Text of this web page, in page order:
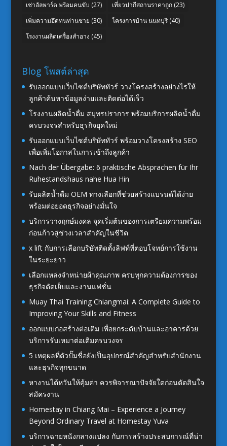
เช่าอัลพาร์ด พร้อมคนขับ (27) เที่ยวปากีสถานราคาถูก(23)
เพิ่มความอึดทนท่านชาย (30) โครงการบ้าน นนทบุรี(40)
โรงงานผลิตเครื่องสำอาง (45)
Blog โพสต์ล่าสุด
รับออกแบบเว็บไซต์บริษัททัวร์ วางโครงสร้างอย่างไรให้
ลูกค้าค้นหาข้อมูลง่ายและติดต่อได้เร็ว
โรงงานผลิตน้ำดื่ม สมุทรปราการ พร้อมบริการผลิตน้ำดื่ม
ครบวงจรสำหรับธุรกิจยุคใหม่
รับออกแบบเว็บไซต์บริษัททัวร์ พร้อมวางโครงสร้าง SEO
เพื่อเพิ่มโอกาสในการเข้าถึงลูกค้า
Nach der Übergabe: 6 praktische Absprachen für Ihr
Ruhestandshaus nahe Hua Hin
รับผลิตน้ำดื่ม OEM ทางเลือกที่ช่วยสร้างแบรนด์ได้ง่าย
พร้อมต่อยอดธุรกิจอย่างมั่นใจ
บริการวางฤกษ์มงคล จุดเริ่มต้นของการเตรียมความพร้อม
ก่อนก้าวสู่ช่วงเวลาสำคัญในชีวิต
x lift กับการเลือกบริษัทติดตั้งลิฟท์ที่ตอบโจทย์การใช้งาน
ในระยะยาว
เลือกแหล่งจำหน่ายผ้าคุณภาพ ครบทุกความต้องการของ
ธุรกิจตัดเย็บและงานแฟชั่น
Muay Thai Training Chiangmai: A Complete Guide to
Improving Your Skills and Fitness
ออกแบบก่อสร้างต่อเติม เพื่อยกระดับบ้านและอาคารด้วย
บริการรับเหมาต่อเติมครบวงจร
5 เหตุผลที่ตัวปั๊มชื่อยังเป็นอุปกรณ์สำคัญสำหรับสำนักงาน
และธุรกิจทุกขนาด
หางานไต้หวันให้คุ้มค่า ควรพิจารณาปัจจัยใดก่อนตัดสินใจ
สมัครงาน
Homestay in Chiang Mai – Experience a Journey
Beyond Ordinary Travel at Homestay Yuva
บริการฉายหนังกลางแปลง กับการสร้างประสบการณ์ที่น่า